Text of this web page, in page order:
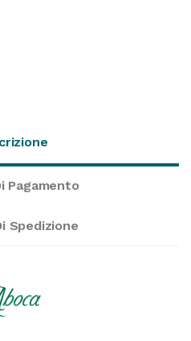
Pagamento
Spedizione